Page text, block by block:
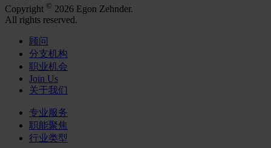
Copyright © 2026 Egon Zehnder.
All rights reserved.
顾问
分支机构
职业机会
Join Us
关于我们
专业服务
职能聚焦
行业类型